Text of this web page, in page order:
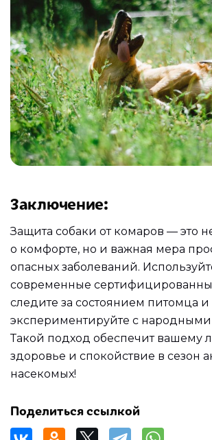
Заключение:
Защита собаки от комаров — это
о комфорте, но и важная мера
опасных заболеваний.
современные
следите за состоянием питомца и
экспериментируйте с
Такой подход обеспечит вашему
здоровье и спокойствие в сезон
насекомых!
Поделиться ссылкой